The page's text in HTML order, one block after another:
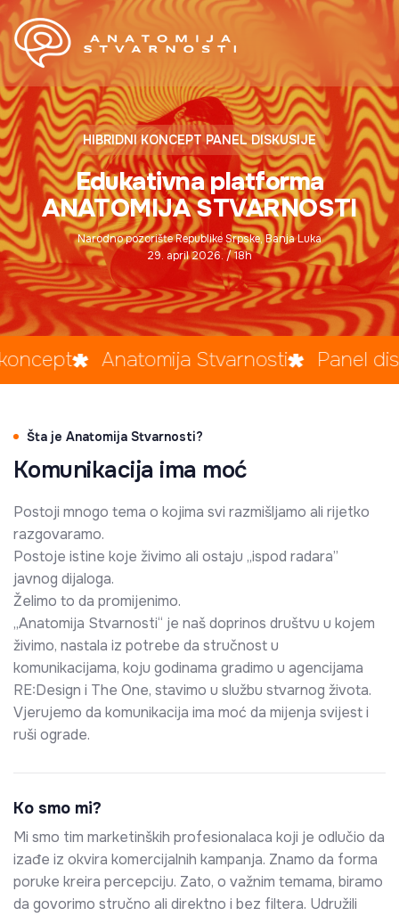
HIBRIDNI KONCEPT PANEL DISKUSIJE
Edukativna platforma
ANATOMIJA STVARNOSTI
Narodno pozorište Republike Srpske, Banja Luka
29. april 2026. / 18h
Anatomija Stvarnosti Panel
Šta je Anatomija Stvarnosti?
Komunikacija ima moć
Postoji mnogo tema o kojima svi razmišljamo ali rijetko
razgovaramo.
Postoje istine koje živimo ali ostaju „ispod radara”
javnog dijaloga.
Želimo to da promijenimo.
„Anatomija Stvarnosti“ je naš doprinos društvu u kojem
živimo, nastala iz potrebe da stručnost u
komunikacijama, koju godinama gradimo u agencijama
RE:Design i The One, stavimo u službu stvarnog života.
Vjerujemo da komunikacija ima moć da mijenja svijest i
ruši ograde.
Ko smo mi?
Mi smo tim marketinških profesionalaca koji je odlučio da
izađe iz okvira komercijalnih kampanja. Znamo da forma
poruke kreira percepciju. Zato, o važnim temama, biramo
da govorimo stručno ali direktno i bez filtera. Udružili